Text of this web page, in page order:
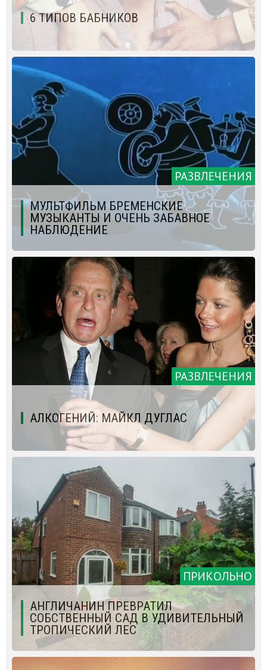
6 ТИПОВ БАБНИКОВ
РАЗВЛЕЧЕНИЯ
МУЛЬТФИЛЬМ БРЕМЕНСКИЕ
МУЗЫКАНТЫ И ОЧЕНЬ ЗАБАВНОЕ
НАБЛЮДЕНИЕ
РАЗВЛЕЧЕНИЯ
АЛКОГЕНИЙ: МАЙКЛ ДУГЛАС
ПРИКОЛЬНО
АНГЛИЧАНИН ПРЕВРАТИЛ
СОБСТВЕННЫЙ САД В УДИВИТЕЛЬНЫЙ
ТРОПИЧЕСКИЙ ЛЕС